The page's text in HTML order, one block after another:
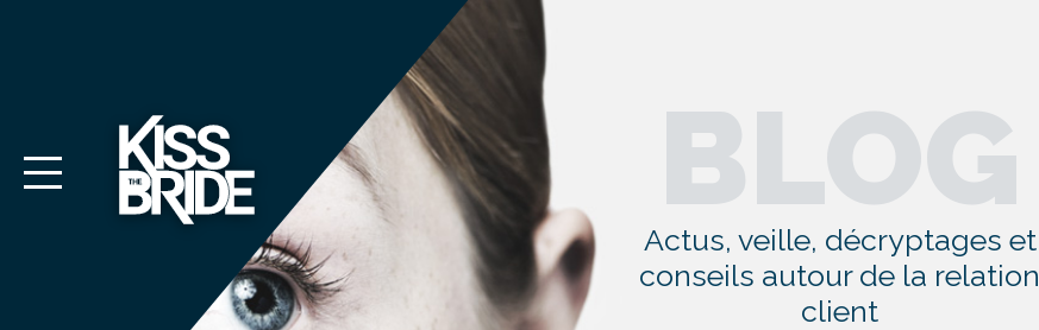
BLOG
Actus, veille, décryptages et
conseils autour de la relation
client